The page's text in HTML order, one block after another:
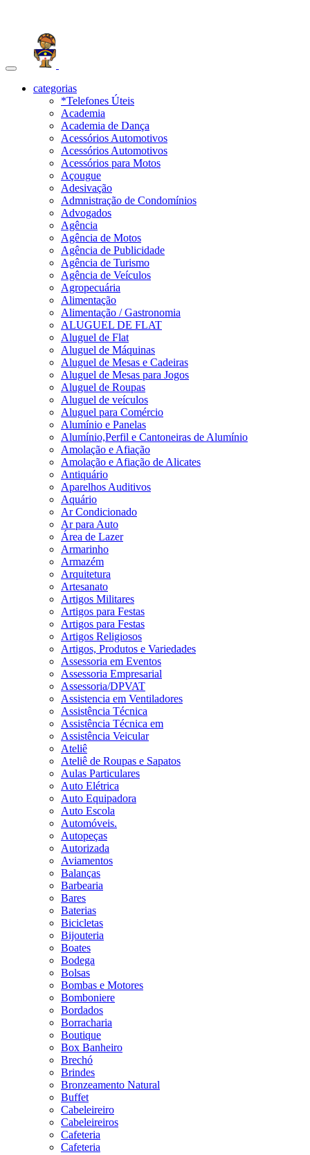
Toggle
navigationcategorias
*Telefones Úteis
Academia
Academia de Dança
Acessórios Automotivos
Acessórios Automotivos
Acessórios para Motos
Açougue
Adesivação
Admnistração de Condomínios
Advogados
Agência
Agência de Motos
Agência de Publicidade
Agência de Turismo
Agência de Veículos
Agropecuária
Alimentação
Alimentação / Gastronomia
ALUGUEL DE FLAT
Aluguel de Flat
Aluguel de Máquinas
Aluguel de Mesas e Cadeiras
Aluguel de Mesas para Jogos
Aluguel de Roupas
Aluguel de veículos
Aluguel para Comércio
Alumínio e Panelas
Alumínio,Perfil e Cantoneiras de Alumínio
Amolação e Afiação
Amolação e Afiação de Alicates
Antiquário
Aparelhos Auditivos
Aquário
Ar Condicionado
Ar para Auto
Área de Lazer
Armarinho
Armazém
Arquitetura
Artesanato
Artigos Militares
Artigos para Festas
Artigos para Festas
Artigos Religiosos
Artigos, Produtos e Variedades
Assessoria em Eventos
Assessoria Empresarial
Assessoria/DPVAT
Assistencia em Ventiladores
Assistência Técnica
Assistência Técnica em
Assistência Veicular
Ateliê
Ateliê de Roupas e Sapatos
Aulas Particulares
Auto Elétrica
Auto Equipadora
Auto Escola
Automóveis.
Autopeças
Autorizada
Aviamentos
Balanças
Barbearia
Bares
Baterias
Bicicletas
Bijouteria
Boates
Bodega
Bolsas
Bombas e Motores
Bomboniere
Bordados
Borracharia
Boutique
Box Banheiro
Brechó
Brindes
Bronzeamento Natural
Buffet
Cabeleireiro
Cabeleireiros
Cafeteria
Cafeteria